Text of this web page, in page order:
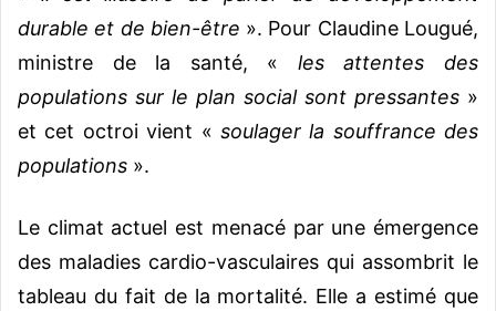
durable et de bien-être ». Pour Claudine Lougué,
ministre de la santé, « les attentes des
populations sur le plan social sont pressantes »
et cet octroi vient « soulager la souffrance des
populations ».
Le climat actuel est menacé par une émergence
des maladies cardio-vasculaires qui assombrit le
tableau du fait de la mortalité. Elle a estimé que